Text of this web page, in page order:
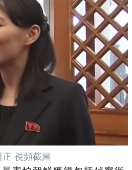
正 視頻截圖